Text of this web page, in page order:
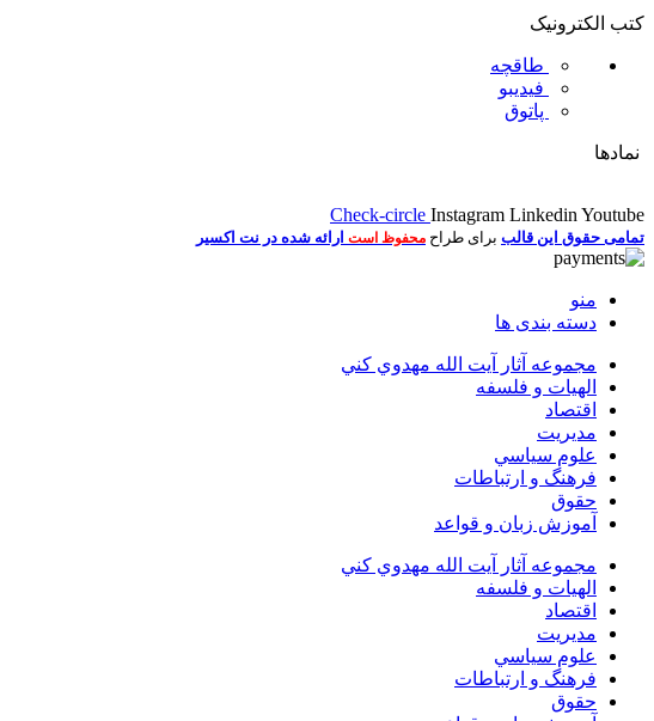
کتب الکترونیک
طاقچه
فیدیبو
پاتوق
نمادها
Check-circle Instagram Linkedin Youtube
تمامی حقوق این قالب برای طراح محفوظ است ارائه شده در نت اکسیر
منو
دسته بندی ها
مجموعه آثار آيت الله مهدوي كني
الهیات و فلسفه
اقتصاد
مديريت
علوم سياسي
فرهنگ و ارتباطات
حقوق
آموزش زبان و قواعد
مجموعه آثار آيت الله مهدوي كني
الهیات و فلسفه
اقتصاد
مديريت
علوم سياسي
فرهنگ و ارتباطات
حقوق